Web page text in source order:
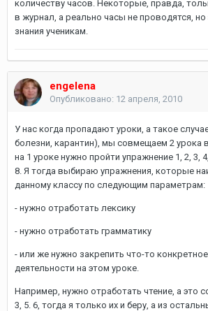
количеству часов. Некоторые, правда,
в журнал, а реально часы не проводятся,
знания ученикам.
engelena
Опубликовано: 12 апреля, 2010
У нас когда пропадают уроки, а такое
болезни, карантин), мы совмещаем 2 урока
на 1 уроке нужно пройти упражнение 1, 2, 3,
8. Я тогда выбираю упражнения, которые
данному классу по следующим параметрам:
- нужно отработать лексику
- нужно отработать грамматику
- или же нужно закрепить что-то
деятельности на этом уроке.
Например, нужно отработать чтение, а это
3, 5. 6, тогда я только их и беру, а из